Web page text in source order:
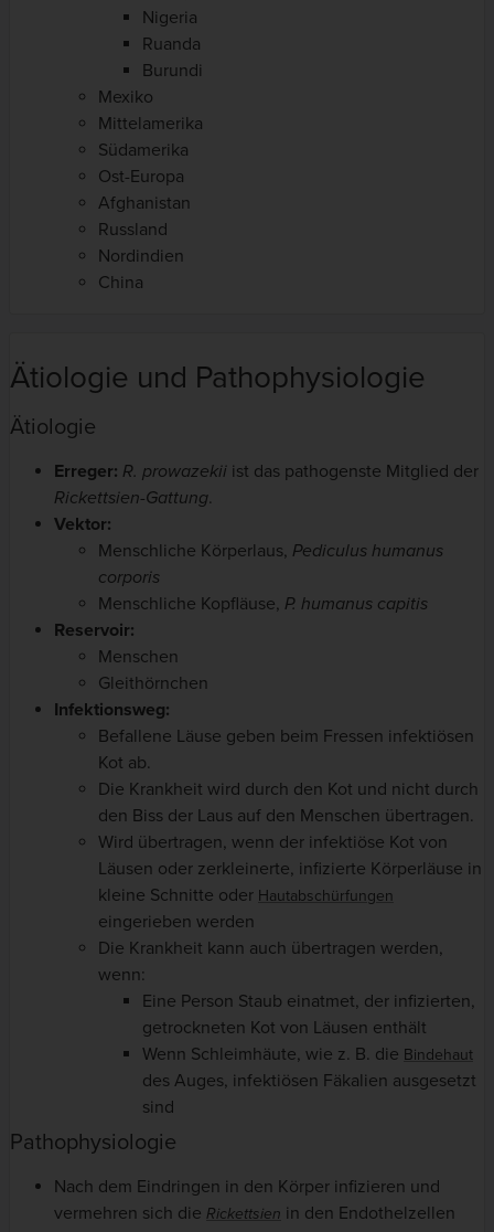
Nigeria
Ruanda
Burundi
Mexiko
Mittelamerika
Südamerika
Ost-Europa
Afghanistan
Russland
Nordindien
China
Ätiologie und Pathophysiologie
Ätiologie
Erreger: R. prowazekii ist das pathogenste Mitglied der
Rickettsien-Gattung.
Vektor:
Menschliche Körperlaus, Pediculus humanus
corporis
Menschliche Kopfläuse, P. humanus capitis
Reservoir:
Menschen
Gleithörnchen
Infektionsweg:
Befallene Läuse geben beim Fressen infektiösen
Kot ab.
Die Krankheit wird durch den Kot und nicht durch
den Biss der Laus auf den Menschen übertragen.
Wird übertragen, wenn der infektiöse Kot von
Läusen oder zerkleinerte, infizierte Körperläuse in
kleine Schnitte oder Hautabschürfungen
eingerieben werden
Die Krankheit kann auch übertragen werden,
wenn:
Eine Person Staub einatmet, der infizierten,
getrockneten Kot von Läusen enthält
Wenn Schleimhäute, wie z. B. die Bindehaut
des Auges, infektiösen Fäkalien ausgesetzt
sind
Pathophysiologie
Nach dem Eindringen in den Körper infizieren und
vermehren sich die Rickettsien in den Endothelzellen